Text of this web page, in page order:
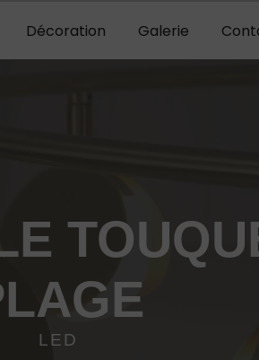
Décoration Galerie
LED